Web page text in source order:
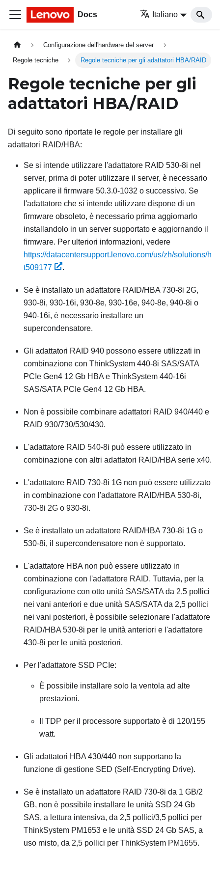
Docs Italiano
Configurazione dell'hardware del server
Regole tecniche Regole tecniche per gli adattatori HBA/RAID
Regole tecniche per gli
adattatori HBA/RAID
Di seguito sono riportate le regole per installare gli
adattatori RAID/HBA:
Se si intende utilizzare l'adattatore RAID 530-8i nel
server, prima di poter utilizzare il server, è necessario
applicare il firmware 50.3.0-1032 o successivo. Se
l'adattatore che si intende utilizzare dispone di un
firmware obsoleto, è necessario prima aggiornarlo
installandolo in un server supportato e aggiornando il
firmware. Per ulteriori informazioni, vedere
https://datacentersupport.lenovo.com/us/zh/solutions/h
t509177
.
Se è installato un adattatore RAID/HBA 730-8i 2G,
930-8i, 930-16i, 930-8e, 930-16e, 940-8e, 940-8i o
940-16i, è necessario installare un
supercondensatore.
Gli adattatori RAID 940 possono essere utilizzati in
combinazione con ThinkSystem 440-8i SAS/SATA
PCIe Gen4 12 Gb HBA e ThinkSystem 440-16i
SAS/SATA PCIe Gen4 12 Gb HBA.
Non è possibile combinare adattatori RAID 940/440 e
RAID 930/730/530/430.
L'adattatore RAID 540-8i può essere utilizzato in
combinazione con altri adattatori RAID/HBA serie x40.
L'adattatore RAID 730-8i 1G non può essere utilizzato
in combinazione con l'adattatore RAID/HBA 530-8i,
730-8i 2G o 930-8i.
Se è installato un adattatore RAID/HBA 730-8i 1G o
530-8i, il supercondensatore non è supportato.
L'adattatore HBA non può essere utilizzato in
combinazione con l'adattatore RAID. Tuttavia, per la
configurazione con otto unità SAS/SATA da 2,5 pollici
nei vani anteriori e due unità SAS/SATA da 2,5 pollici
nei vani posteriori, è possibile selezionare l'adattatore
RAID/HBA 530-8i per le unità anteriori e l'adattatore
430-8i per le unità posteriori.
Per l'adattatore SSD PCIe:
È possibile installare solo la ventola ad alte
prestazioni.
Il TDP per il processore supportato è di 120/155
watt.
Gli adattatori HBA 430/440 non supportano la
funzione di gestione SED (Self-Encrypting Drive).
Se è installato un adattatore RAID 730-8i da 1 GB/2
GB, non è possibile installare le unità SSD 24 Gb
SAS, a lettura intensiva, da 2,5 pollici/3,5 pollici per
ThinkSystem PM1653 e le unità SSD 24 Gb SAS, a
uso misto, da 2,5 pollici per ThinkSystem PM1655.